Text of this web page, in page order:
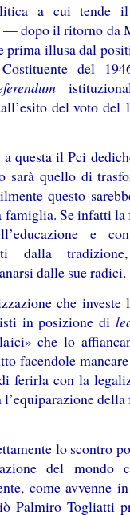
a cui tende
dopo il ritorno da
illusa dal
del
del voto del
questa il Pci
sarà quello di
questo
famiglia. Se infatti
e
dalla
dalle sue radici.
che investe
in posizione di
che lo
facendole
ferirla con la
lo scontro
del mondo
come avvenne
Palmiro Togliatti